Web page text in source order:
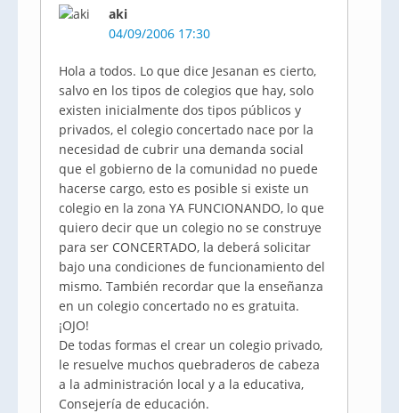
aki
04/09/2006 17:30
Hola a todos. Lo que dice Jesanan es cierto,
salvo en los tipos de colegios que hay, solo
existen inicialmente dos tipos públicos y
privados, el colegio concertado nace por la
necesidad de cubrir una demanda social
que el gobierno de la comunidad no puede
hacerse cargo, esto es posible si existe un
colegio en la zona YA FUNCIONANDO, lo que
quiero decir que un colegio no se construye
para ser CONCERTADO, la deberá solicitar
bajo una condiciones de funcionamiento del
mismo. También recordar que la enseñanza
en un colegio concertado no es gratuita.
¡OJO!
De todas formas el crear un colegio privado,
le resuelve muchos quebraderos de cabeza
a la administración local y a la educativa,
Consejería de educación.